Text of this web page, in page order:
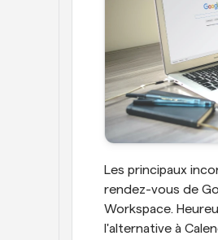
Les principaux
rendez-vous de
Workspace.
l'alternative à